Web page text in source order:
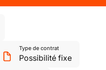
Type de contrat
Possibilité fixe